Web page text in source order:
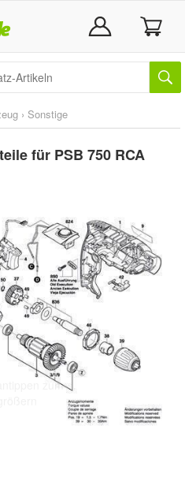
› Sonstige
für PSB 750 RCA
zum